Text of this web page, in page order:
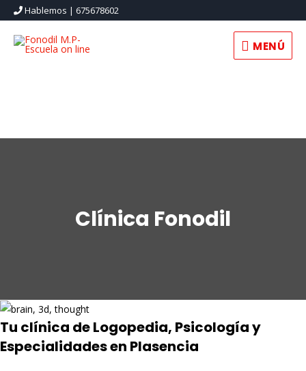
Hablemos | 675678602
MENÚ
MENÚ
Clínica Fonodil
Tu clínica de Logopedia, Psicología y
Especialidades en Plasencia